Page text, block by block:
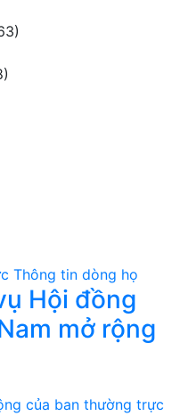
Thông tin dòng họ
Hội đồng
mở rộng
của ban thường trực